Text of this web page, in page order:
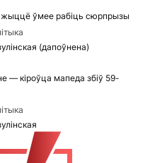
жыццё ўмее рабіць сюрпрызы
(дапоўнена)
— кіроўца мапеда збіў 59-